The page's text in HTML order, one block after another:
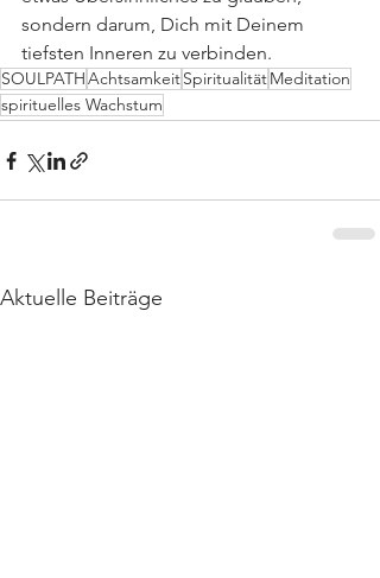
sondern darum, Dich mit Deinem
tiefsten Inneren zu verbinden.
SOULPATHAchtsamkeitSpiritualitätMeditation
spirituelles Wachstum
Aktuelle Beiträge